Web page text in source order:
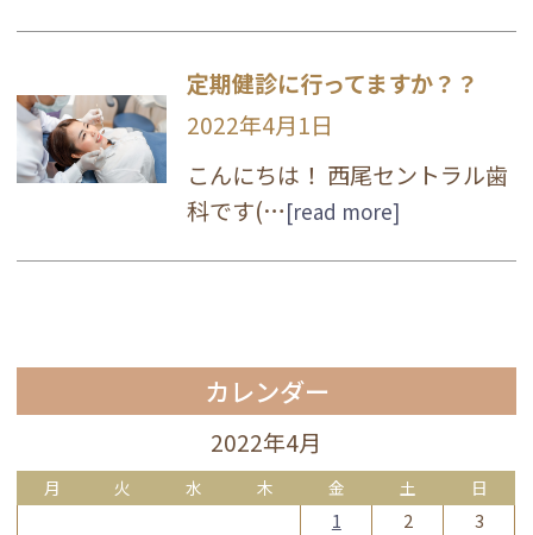
定期健診に行ってますか？？
2022年4月1日
こんにちは！ 西尾セントラル歯
科です(…[read more]
カレンダー
2022年4月
月 火 水 木 金 土 日
1 2
3